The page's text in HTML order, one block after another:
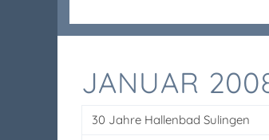
JANUAR
30 Jahre Hallenbad Sulingen